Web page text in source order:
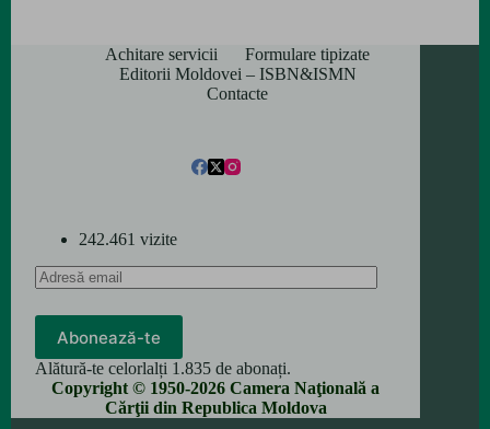
Achitare servicii
Formulare tipizate
Editorii Moldovei – ISBN&ISMN
Contacte
242.461 vizite
Adresă
email
Abonează-te
Alătură-te celorlalți 1.835 de abonați.
Copyright © 1950-2026 Camera Naţională a
Cărţii din Republica Moldova